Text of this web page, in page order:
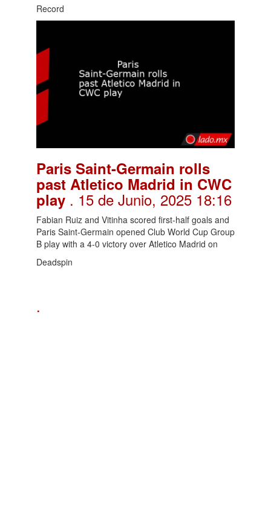
Record
Paris Saint-Germain rolls
past Atletico Madrid in CWC
play . 15 de Junio, 2025 18:16
Fabian Ruiz and Vitinha scored first-half goals and
Paris Saint-Germain opened Club World Cup Group
B play with a 4-0 victory over Atletico Madrid on
Deadspin
.